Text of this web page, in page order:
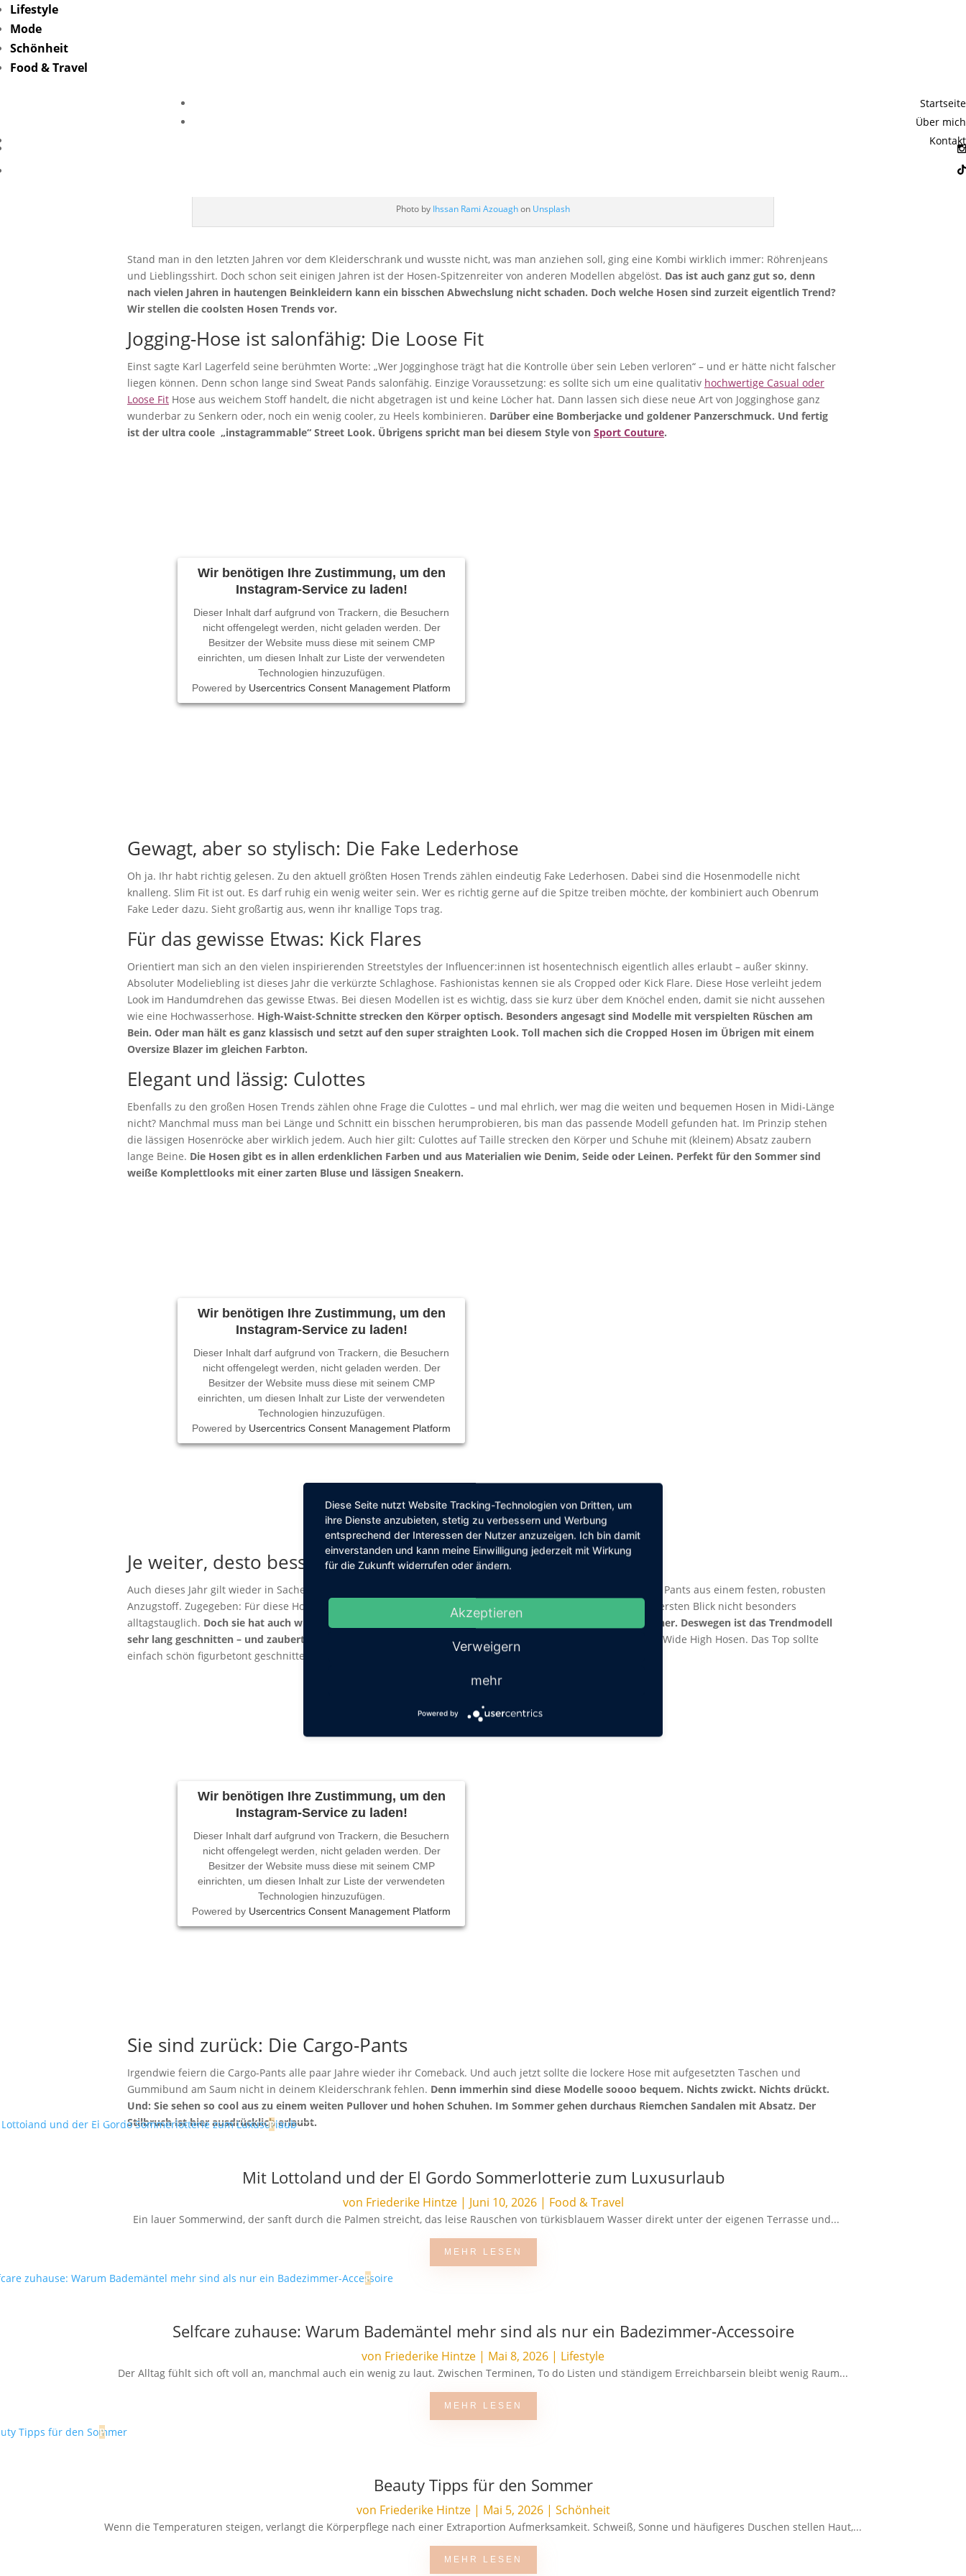
Lifestyle
Mode
Schönheit
Food & Travel
Startseite
Über mich
Kontakt
Photo by Ihssan Rami Azouaghon Unsplash
Stand man in den letzten Jahren vor dem Kleiderschrank und wusste nicht, was man anziehen soll, ging eine Kombi wirklich immer: Röhrenjeans
und Lieblingsshirt. Doch schon seit einigen Jahren ist der Hosen-Spitzenreiter von anderen Modellen abgelöst. Das ist auch ganz gut so, denn
nach vielen Jahren in hautengen Beinkleidern kann ein bisschen Abwechslung nicht schaden. Doch welche Hosen sind zurzeit eigentlich Trend?
Wir stellen die coolsten Hosen Trends vor.
Jogging-Hose ist salonfähig: Die Loose Fit
Einst sagte Karl Lagerfeld seine berühmten Worte: „Wer Jogginghose trägt hat die Kontrolle über sein Leben verloren“ – und er hätte nicht falscher
liegen können. Denn schon lange sind Sweat Pands salonfähig. Einzige Voraussetzung: es sollte sich um eine qualitativ hochwertige Casual oder
Loose Fit Hose aus weichem Stoff handelt, die nicht abgetragen ist und keine Löcher hat. Dann lassen sich diese neue Art von Jogginghose ganz
wunderbar zu Senkern oder, noch ein wenig cooler, zu Heels kombinieren. Darüber eine Bomberjacke und goldener Panzerschmuck. Und fertig
ist der ultra coole „instagrammable“ Street Look. Übrigens spricht man bei diesem Style von Sport Couture.
Wir benötigen Ihre Zustimmung, um den
Instagram-Service zu laden!
Dieser Inhalt darf aufgrund von Trackern, die Besuchern
nicht offengelegt werden, nicht geladen werden. Der
Besitzer der Website muss diese mit seinem CMP
einrichten, um diesen Inhalt zur Liste der verwendeten
Technologien hinzuzufügen.
Powered by Usercentrics Consent Management Platform
Gewagt, aber so stylisch: Die Fake Lederhose
Oh ja. Ihr habt richtig gelesen. Zu den aktuell größten Hosen Trends zählen eindeutig Fake Lederhosen. Dabei sind die Hosenmodelle nicht
knalleng. Slim Fit ist out. Es darf ruhig ein wenig weiter sein. Wer es richtig gerne auf die Spitze treiben möchte, der kombiniert auch Obenrum
Fake Leder dazu. Sieht großartig aus, wenn ihr knallige Tops trag.
Für das gewisse Etwas: Kick Flares
Orientiert man sich an den vielen inspirierenden Streetstyles der Influencer:innen ist hosentechnisch eigentlich alles erlaubt – außer skinny.
Absoluter Modeliebling ist dieses Jahr die verkürzte Schlaghose. Fashionistas kennen sie als Cropped oder Kick Flare. Diese Hose verleiht jedem
Look im Handumdrehen das gewisse Etwas. Bei diesen Modellen ist es wichtig, dass sie kurz über dem Knöchel enden, damit sie nicht aussehen
wie eine Hochwasserhose. High-Waist-Schnitte strecken den Körper optisch. Besonders angesagt sind Modelle mit verspielten Rüschen am
Bein. Oder man hält es ganz klassisch und setzt auf den super straighten Look. Toll machen sich die Cropped Hosen im Übrigen mit einem
Oversize Blazer im gleichen Farbton.
Elegant und lässig: Culottes
Ebenfalls zu den großen Hosen Trends zählen ohne Frage die Culottes – und mal ehrlich, wer mag die weiten und bequemen Hosen in Midi-Länge
nicht? Manchmal muss man bei Länge und Schnitt ein bisschen herumprobieren, bis man das passende Modell gefunden hat. Im Prinzip stehen
die lässigen Hosenröcke aber wirklich jedem. Auch hier gilt: Culottes auf Taille strecken den Körper und Schuhe mit (kleinem) Absatz zaubern
lange Beine. Die Hosen gibt es in allen erdenklichen Farben und aus Materialien wie Denim, Seide oder Leinen. Perfekt für den Sommer sind
weiße Komplettlooks mit einer zarten Bluse und lässigen Sneakern.
Wir benötigen Ihre Zustimmung, um den
Instagram-Service zu laden!
Dieser Inhalt darf aufgrund von Trackern, die Besuchern
nicht offengelegt werden, nicht geladen werden. Der
Besitzer der Website muss diese mit seinem CMP
einrichten, um diesen Inhalt zur Liste der verwendeten
Technologien hinzuzufügen.
Powered by Usercentrics Consent Management Platform
Je weiter, desto besser: Wide High Hose
Auch dieses Jahr gilt wieder in Sachen Hosen Trends: Je weiter, desto besser! Besonders schick sind Wide High Pants aus einem festen, robusten
Anzugstoff. Zugegeben: Für diese Hosen muss man ein wenig mutiger sein. Die Wide High Hose wirkt auf den ersten Blick nicht besonders
alltagstauglich. Doch sie hat auch wunderbare Vorteile. Denn meist kommt dieses Modell als High-Waist daher. Deswegen ist das Trendmodell
sehr lang geschnitten – und zaubert eine tolle Silhouette.
Tipps für die kleineren Ladies: Keine Angst vor den Wide High Hosen. Das Top sollte
einfach schön figurbetont geschnitten sein. Dazu passen toll spitz zusammenlaufende Stiefel oder High Heels!
Wir benötigen Ihre Zustimmung, um den
Instagram-Service zu laden!
Dieser Inhalt darf aufgrund von Trackern, die Besuchern
nicht offengelegt werden, nicht geladen werden. Der
Besitzer der Website muss diese mit seinem CMP
einrichten, um diesen Inhalt zur Liste der verwendeten
Technologien hinzuzufügen.
Powered by Usercentrics Consent Management Platform
Sie sind zurück: Die Cargo-Pants
Irgendwie feiern die Cargo-Pants alle paar Jahre wieder ihr Comeback. Und auch jetzt sollte die lockere Hose mit aufgesetzten Taschen und
Gummibund am Saum nicht in deinem Kleiderschrank fehlen. Denn immerhin sind diese Modelle soooo bequem. Nichts zwickt. Nichts drückt.
Und: Sie sehen so cool aus zu einem weiten Pullover und hohen Schuhen. Im Sommer gehen durchaus Riemchen Sandalen mit Absatz. Der
Stilbruch ist hier ausdrücklich erlaubt.
Mit Lottoland und der El Gordo Sommerlotterie zum Luxusurlaub
von Friederike Hintze| Juni 10, 2026| Food & Travel
Ein lauer Sommerwind, der sanft durch die Palmen streicht, das leise Rauschen von türkisblauem Wasser direkt unter der eigenen Terrasse und...
MEHR LESEN
Selfcare zuhause: Warum Bademäntel mehr sind als nur ein Badezimmer-Accessoire
von Friederike Hintze | Mai 8, 2026 | Lifestyle
Der Alltag fühlt sich oft voll an, manchmal auch ein wenig zu laut. Zwischen Terminen, To do Listen und ständigem Erreichbarsein bleibt wenig Raum...
MEHR LESEN
Beauty Tipps für den Sommer
von Friederike Hintze| Mai 5, 2026| Schönheit
Wenn die Temperaturen steigen, verlangt die Körperpflege nach einer Extraportion Aufmerksamkeit. Schweiß, Sonne und häufigeres Duschen stellen Haut,...
MEHR LESEN
Diese Seite nutzt Website Tracking-Technologien von Dritten, um
ihre Dienste anzubieten, stetig zu verbessern und Werbung
entsprechend der Interessen der Nutzer anzuzeigen. Ich bin damit
einverstanden und kann meine Einwilligung jederzeit mit Wirkung
für die Zukunft widerrufen oder ändern.
Akzeptieren
Verweigern
mehr
Powered by